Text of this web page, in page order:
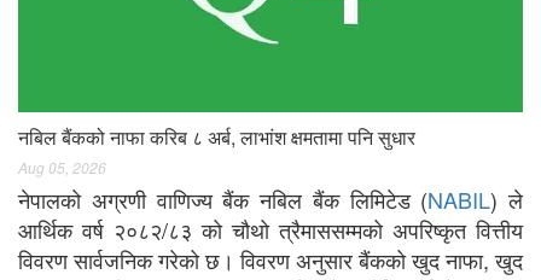
नबिल बैंकको नाफा करिब ८ अर्ब, लाभांश क्षमतामा पनि सुधार
Aug 05, 2026
नेपालको अग्रणी वाणिज्य बैंक नबिल बैंक लिमिटेड (NABIL) ले
आर्थिक वर्ष २०८२/८३ को चौथो त्रैमाससम्मको अपरिष्कृत वित्तीय
विवरण सार्वजनिक गरेको छ। विवरण अनुसार बैंकको खुद नाफा, खुद